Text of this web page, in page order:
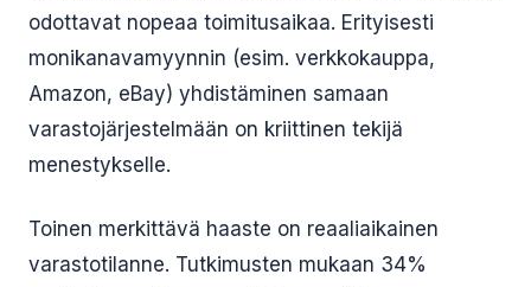
odottavat nopeaa toimitusaikaa. Erityisesti
monikanavamyynnin (esim. verkkokauppa,
Amazon, eBay) yhdistäminen samaan
varastojärjestelmään on kriittinen tekijä
menestykselle.
Toinen merkittävä haaste on reaaliaikainen
varastotilanne. Tutkimusten mukaan 34%